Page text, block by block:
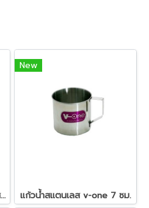
JAGUAR ช้อนกาแฟ สแตนเลส ตรา จากัวร์ (สอบถามราคา)
New
แก้วน้ำสแตนเลส v-one 7 ซม.